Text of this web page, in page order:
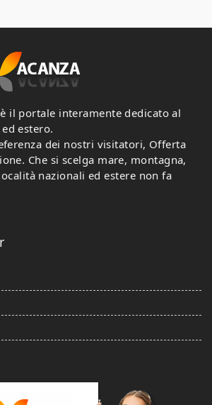
è il portale interamente dedicato al
estero.
dei nostri visitatori, Offerta
Che si scelga mare, montagna,
nazionali ed estere non fa